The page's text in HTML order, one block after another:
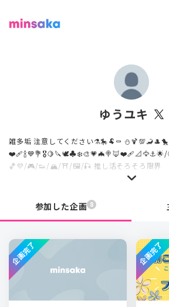
ゆうユキ
雑多垢 注意してください⚗️🎠🐏⚰️
🏀💜/🎮/👟/🏔/⛩/🖼/🎣 推し活そろそろ限界
参加した企画 8
企画完了 企画完了